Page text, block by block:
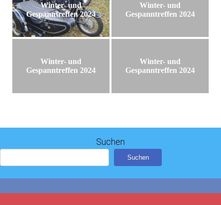
Winter- und
Gespanntreffen 2024
Winter- und
Gespanntreffen 2024
Winter- und
Gespanntreffen 2024
Winter- und
Gespanntreffen 2024
Suchen
Suchen